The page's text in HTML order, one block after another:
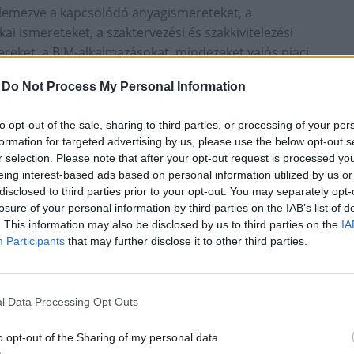
Do Not Process My Personal Information
opt-out of the sale, sharing to third parties, or processing of your
for targeted advertising by us, please use the below opt-out
selection. Please note that after your opt-out request is processed
interest-based ads based on personal information utilized by us
to third parties prior to your opt-out. You may separately
of your personal information by third parties on the IAB’s list of
This information may also be disclosed by us to third parties on the
Participants that may further disclose it to other third parties.
Data Processing Opt Outs
opt-out of the Sharing of my personal data.
a kapcsolódó anyagismereteket, a
ismereteket, a szaktervezési és szakkivitelezési
a BIM-alkalmazásokat, mindezeket valós piaci
Gmbh. (Wicona) és a Hydro Extrusion Hungary
szakmai támogatásával dolgozták ki a
Ausztria, Csehország, Horvátország több
tanulmányutakkal, gyakorlati helyekkel,
ki.
az utóbbi években megnőtt a piaci igény,
megközelítéssel – a felsőoktatással